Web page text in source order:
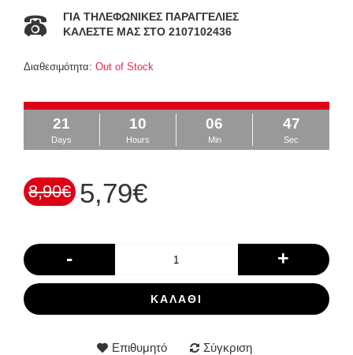
ΓΙΑ ΤΗΛΕΦΩΝΙΚΕΣ ΠΑΡΑΓΓΕΛΙΕΣ
ΚΑΛΕΣΤΕ ΜΑΣ ΣΤΟ 2107102436
Διαθεσιμότητα: Out of Stock
21
Days
10
Hours
06
Min
47
Sec
8,90€ 5,79€
- +
ΚΑΛΆΘΙ
Επιθυμητό Σύγκριση